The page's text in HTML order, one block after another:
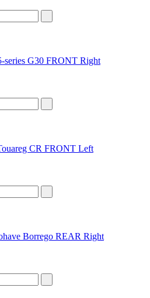
series G30 FRONT Right
CR FRONT Left
Borrego REAR Right